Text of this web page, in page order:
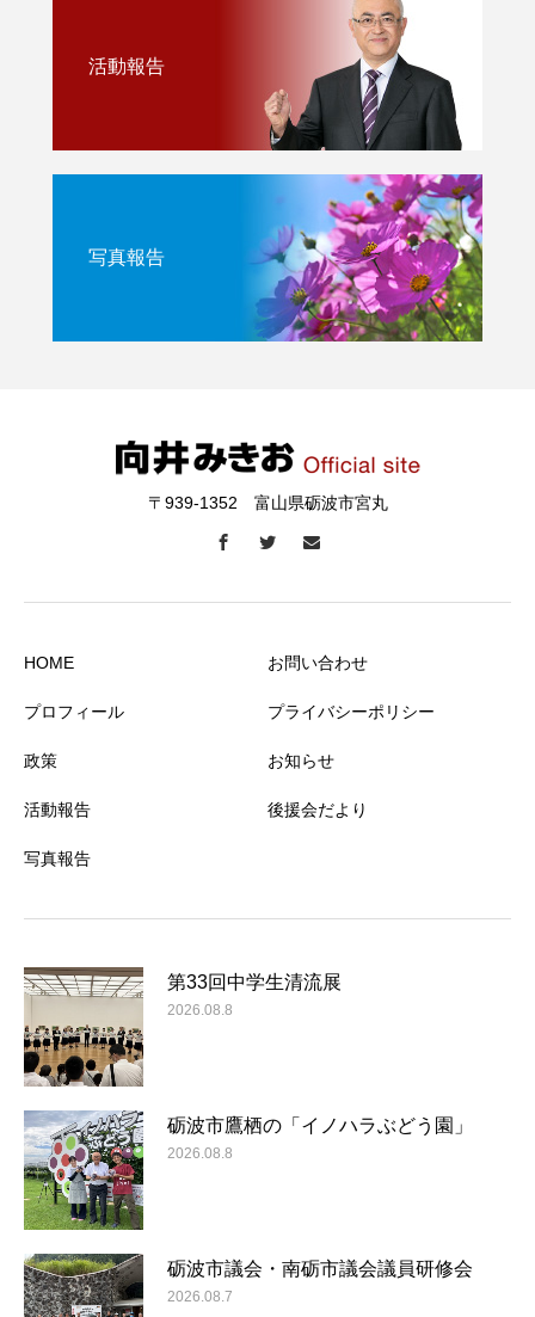
活動報告
写真報告
〒939-1352 富山県砺波市宮丸
HOME
プロフィール
政策
活動報告
写真報告
お問い合わせ
プライバシーポリシー
お知らせ
後援会だより
第33回中学生清流展
2026.08.8
砺波市鷹栖の「イノハラぶどう園」
2026.08.8
砺波市議会・南砺市議会議員研修会
2026.08.7